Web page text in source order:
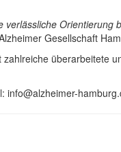
Orientierung
Gesellschaft
überarbeitete
info@alzheimer-